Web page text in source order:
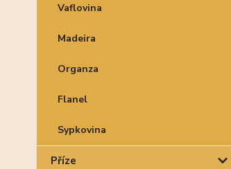
Vaflovina
Madeira
Organza
Flanel
Sypkovina
Příze